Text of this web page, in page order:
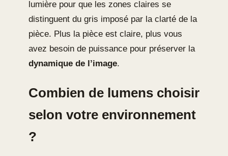
lumière pour que les zones claires se
distinguent du gris imposé par la clarté de la
pièce. Plus la pièce est claire, plus vous
avez besoin de puissance pour préserver la
dynamique de l’image.
Combien de lumens choisir
selon votre environnement
?